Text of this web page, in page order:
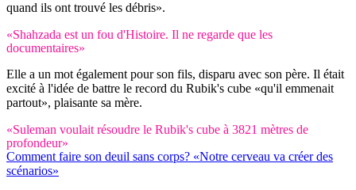
quand ils ont trouvé les débris».
«Shahzada est un fou d'Histoire. Il ne regarde que les
documentaires»
Elle a un mot également pour son fils, disparu avec son père. Il était
excité à l'idée de battre le record du Rubik's cube «qu'il emmenait
partout», plaisante sa mère.
«Suleman voulait résoudre le Rubik's cube à 3821 mètres de
profondeur»
Comment faire son deuil sans corps? «Notre cerveau va créer des
scénarios»